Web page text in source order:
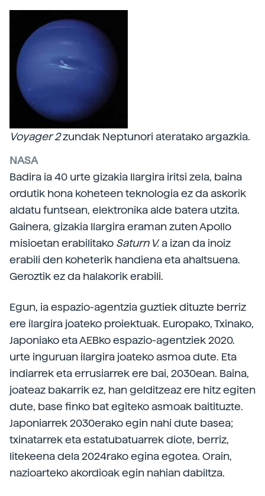
Voyager 2zundak Neptunori ateratako argazkia.
NASA
Badira ia 40 urte gizakia Ilargira iritsi zela, baina
ordutik hona koheteen teknologia ez da askorik
aldatu funtsean, elektronika alde batera utzita.
Gainera, gizakia Ilargira eraman zuten Apollo
misioetan erabilitako Saturn V.a izan da inoiz
erabili den koheterik handiena eta ahaltsuena.
Geroztik ez da halakorik erabili.
Egun, ia espazio-agentzia guztiek dituzte berriz
ere ilargira joateko proiektuak. Europako, Txinako,
Japoniako eta AEBko espazio-agentziek 2020.
urte inguruan ilargira joateko asmoa dute. Eta
indiarrek eta errusiarrek ere bai, 2030ean. Baina,
joateaz bakarrik ez, han gelditzeaz ere hitz egiten
dute, base finko bat egiteko asmoak baitituzte.
Japoniarrek 2030erako egin nahi dute basea;
txinatarrek eta estatubatuarrek diote, berriz,
litekeena dela 2024rako egina egotea. Orain,
nazioarteko akordioak egin nahian dabiltza.